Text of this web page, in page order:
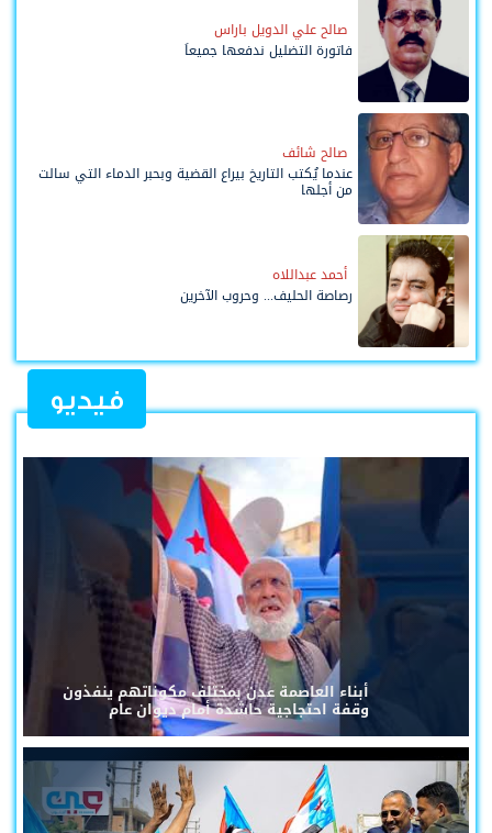
صالح علي الدويل باراس
فاتورة التضليل ندفعها جميعاً
صالح شائف
عندما يُكتب التاريخ بيراع القضية وبحبر الدماء التي سالت
من أجلها
أحمد عبداللاه
رصاصة الحليف... وحروب الآخرين
فيديو
أبناء العاصمة عدن بمختلف مكوناتهم ينفذون
وقفة احتجاجية حاشدة أمام ديوان عام